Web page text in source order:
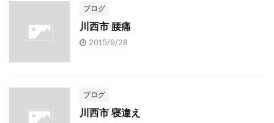
ブログ
川西市 腰痛
2015/9/28
ブログ
川西市 寝違え